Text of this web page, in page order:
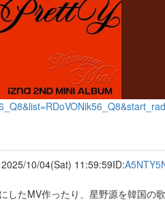
2025/10/04(Sat) 11:59:59ID:
したMV作ったり、星野源を韓国の